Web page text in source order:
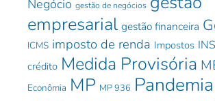
Negócio gestão de negócios
empresarial gestão financeira
ICMS imposto de renda Impostos
crédito Medida Provisória
Econômia MP MP 936 Pandemia